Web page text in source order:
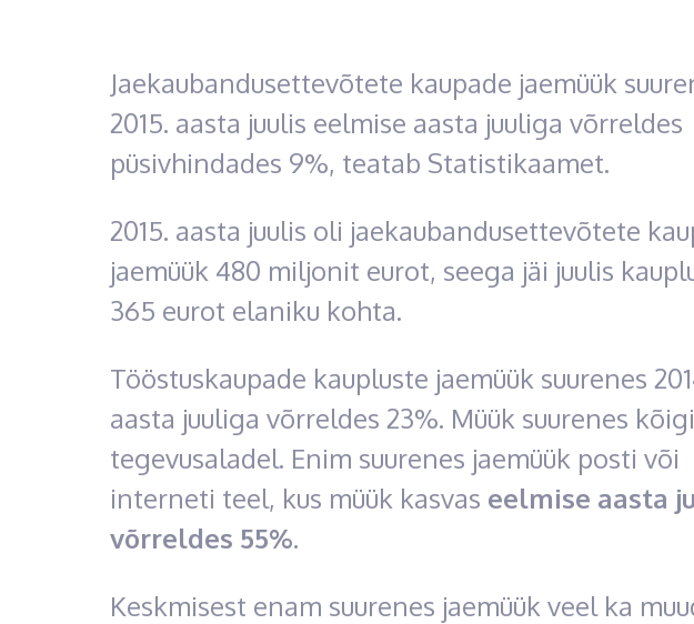
Jaekaubandusettevõtete kaupade jaemüük
2015. aasta juulis eelmise aasta juuliga võrreldes
püsivhindades 9%, teatab Statistikaamet.
2015. aasta juulis oli jaekaubandusettevõtete
jaemüük 480 miljonit eurot, seega jäi juulis
365 eurot elaniku kohta.
Tööstuskaupade kaupluste jaemüük suurenes
aasta juuliga võrreldes 23%. Müük suurenes
tegevusaladel. Enim suurenes jaemüük posti või
interneti teel, kus müük kasvas eelmise aasta
võrreldes 55%.
Keskmisest enam suurenes jaemüük veel ka